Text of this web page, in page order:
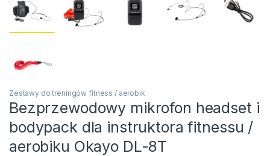
Zestawy do treningów fitness / aerobik
Bezprzewodowy mikrofon headset i
bodypack dla instruktora fitnessu /
aerobiku Okayo DL-8T